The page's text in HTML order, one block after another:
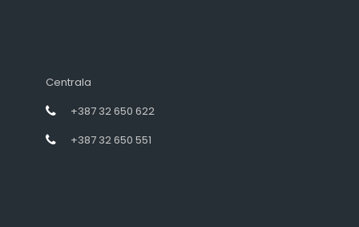
Centrala
+387 32 650 622
+387 32 650 551